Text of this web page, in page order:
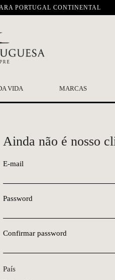
PORTUGAL CONTINENTAL
VIDA MARCAS
Ainda não é nosso
E-mail
Password
Confirmar password
País